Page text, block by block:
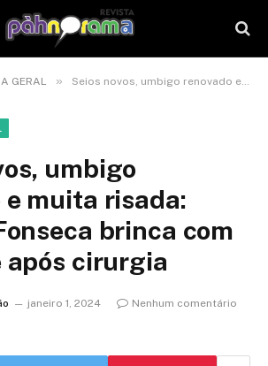
GERAL » Seios novos, umbigo renovado e muita risada: Virginia Fonseca brinca com Zé Felipe após cirurgia
umbigo
e muita risada:
brinca com
após cirurgia
janeiro 1, 2024
Nenhum comentário